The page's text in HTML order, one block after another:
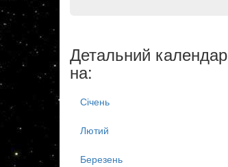
Детальний календар
на:
Січень
Лютий
Березень